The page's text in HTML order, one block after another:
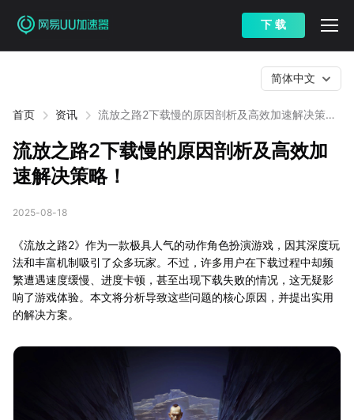
下 载
首页 资讯
流放之路2下载慢的原因剖析及高效加速解决策
简体中文
流放之路2下载慢的原因剖析及高效加
速解决策略！
2025-08-18
《流放之路2》作为一款极具人气的动作角色扮演游戏，因其深度玩
法和丰富机制吸引了众多玩家。不过，许多用户在下载过程中却频
繁遭遇速度缓慢、进度卡顿，甚至出现下载失败的情况，这无疑影
响了游戏体验。本文将分析导致这些问题的核心原因，并提出实用
的解决方案。